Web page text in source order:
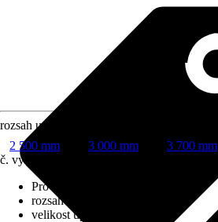
rozsah upínání
2 500 mm
3 000 mm
3 700 mm
č. výrobku
Provedení
rozsah upínání
velikost upínacích čelistí